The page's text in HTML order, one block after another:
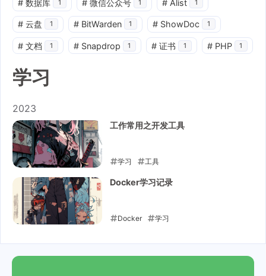
# 数据库 1 # 微信公众号 1 # Alist 1
# 云盘 1 # BitWarden 1 # ShowDoc 1
# 文档 1 # Snapdrop 1 # 证书 1 # PHP 1
学习
2023
工作常用之开发工具
学习 工具
2023-11-15
Docker学习记录
Docker 学习